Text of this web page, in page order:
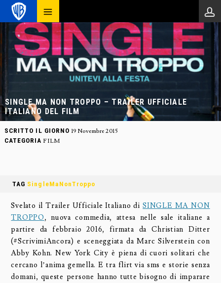
SINGLE MA NON TROPPO – TRAILER UFFICIALE
ITALIANO DEL FILM
SCRITTO IL GIORNO 19 Novembre 2015
CATEGORIA FILM
TAG SingleMaNonTroppo
Svelato il Trailer Ufficiale Italiano diSINGLE MA NON
TROPPO, nuova commedia, attesa nelle sale italiane a
partire da febbraio 2016, firmata da Christian Ditter
(#ScrivimiAncora) e sceneggiata da Marc Silverstein con
Abby Kohn. New York City è piena di cuori solitari che
cercano l’anima gemella. E tra flirt via sms e storie senza
domani, queste persone hanno tutte bisogno di imparare